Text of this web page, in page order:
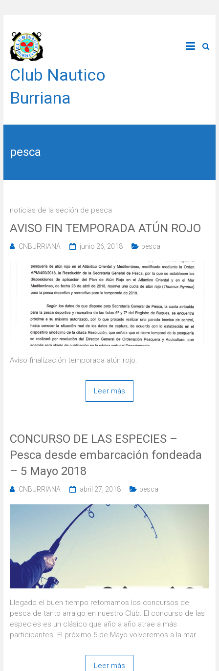
contenido
Club Nautico
Burriana
pesca
noticias de la seción de pesca
AVISO FIN TEMPORADA ATÚN ROJO
CNBURRIANA junio 26, 2018 pesca
Aviso finalización temporada atún rojo:
Leer más
CONCURSO DE LAS ESPECIES –
Pesca desde embarcación fondeada
– 5 Mayo 2018
CNBURRIANA abril 27, 2018 pesca
Llegado el buen tiempo retomamos los concursos de
pesca de tanto arraigo en nuestro Club. El concurso de las
especies es un clásico que año a año atrae a más
participantes. El próximo 5 de Mayo volveremos a la mar
Leer más